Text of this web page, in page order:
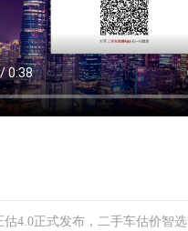
估4.0正式发布，二手车估价智选